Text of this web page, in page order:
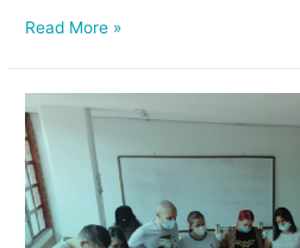
Read More »